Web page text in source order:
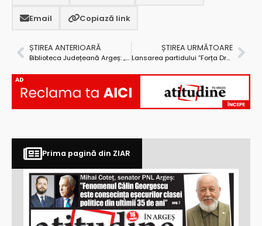
Email Copiază link
ȘTIREA ANTERIOARĂ
Biblioteca Județeană Argeș: „În perioada carnavalului să călătorim la Veneția prin intermediul… vedutelor!”
ȘTIREA URMĂTOARE
Lansarea partidului ”Forța Dreptei” al lui Orban se va face în Argeș!
AD
Prima pagină din ZIAR